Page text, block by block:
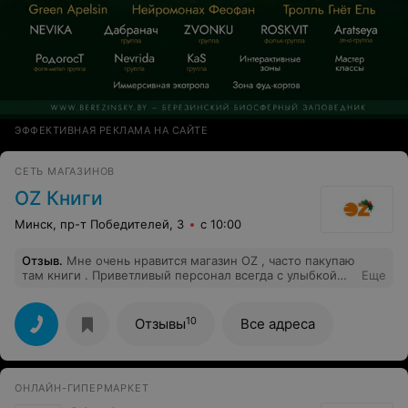
ЭФФЕКТИВНАЯ РЕКЛАМА НА САЙТЕ
СЕТЬ МАГАЗИНОВ
OZ Книги
Минск, пр-т Победителей, 3 с 10:00
Отзыв. Мне очень нравится магазин OZ , часто пакупаю
там книги . Приветливый персонал всегда с улыбкой
Еще
Отзывы10 Все адреса
ОНЛАЙН-ГИПЕРМАРКЕТ